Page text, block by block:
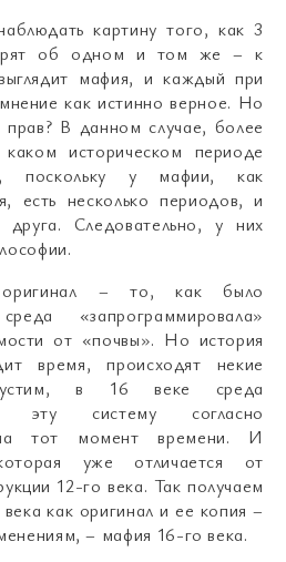
картину того, как 3
об одном и том же – к
мафия, и каждый при
как истинно верное. Но
прав? В данном случае, более
историческом периоде
поскольку у мафии, как
есть несколько периодов, и
Следовательно, у них
оригинал – то, как было
«запрограммировала»
от «почвы». Но история
время, происходят некие
в 16 веке среда
эту систему согласно
тот момент времени. И
уже отличается от
12-го века. Так получаем
как оригинал и ее копия –
– мафия 16-го века.